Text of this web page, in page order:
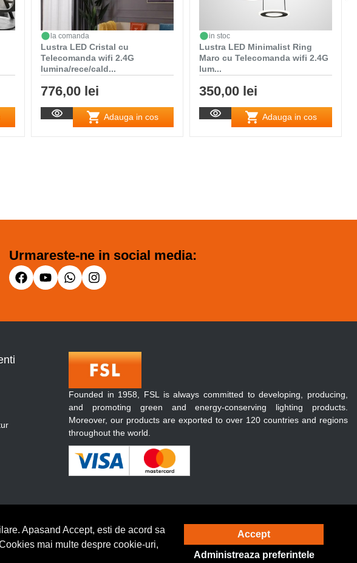
la comanda
Lustra LED Cristal cu
Telecomanda wifi 2.4G
lumina/rece/cald...
776,00 lei
Adauga in cos
in stoc
Lustra LED Minimalist Ring
Maro cu Telecomanda wifi 2.4G
lum...
350,00 lei
Adauga in cos
Urmareste-ne in social media:
Founded in 1958, FSL is always committed to developing, producing,
and promoting green and energy-conserving lighting products.
Moreover, our products are exported to over 120 countries and regions
throughout the world.
Solutie eCommerce
Apasand Accept, esti de acord sa
mai multe despre cookie-uri,
Accept
Administreaza preferintele